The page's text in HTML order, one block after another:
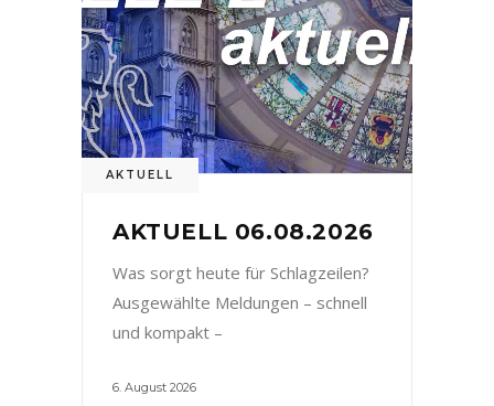
AKTUELL
AKTUELL 06.08.2026
Was sorgt heute für Schlagzeilen?
Ausgewählte Meldungen – schnell
und kompakt –
6. August 2026